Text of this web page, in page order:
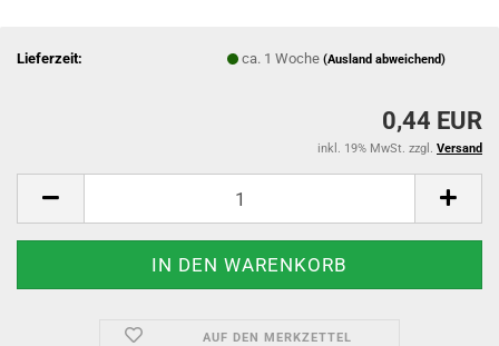
Lieferzeit: ca. 1 Woche(Ausland abweichend)
0,44 EUR
inkl. 19% MwSt. zzgl. Versand
AUF DEN MERKZETTEL